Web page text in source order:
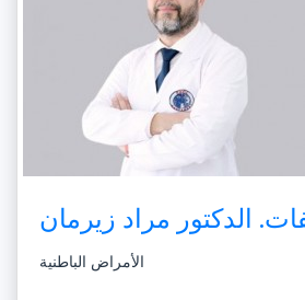
الدكتور مراد زيرمان
الأمراض الباطنية